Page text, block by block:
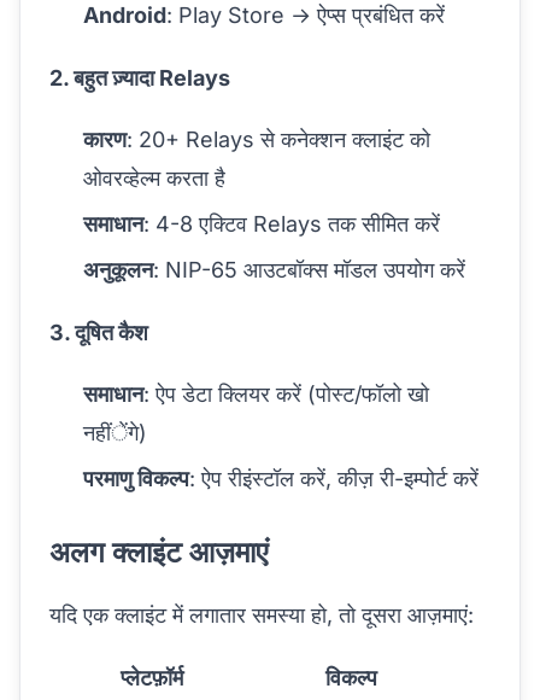
Android: Play Store → ऐप्स प्रबंधित करें
2. बहुत ज़्यादा Relays
कारण: 20+ Relays से कनेक्शन क्लाइंट को
ओवरव्हेल्म करता है
समाधान: 4-8 एक्टिव Relays तक सीमित करें
अनुकूलन: NIP-65 आउटबॉक्स मॉडल उपयोग करें
3. दूषित कैश
समाधान: ऐप डेटा क्लियर करें (पोस्ट/फॉलो खो
नहींेंगे)
परमाणु विकल्प: ऐप रीइंस्टॉल करें, कीज़ री-इम्पोर्ट करें
अलग क्लाइंट आज़माएं
यदि एक क्लाइंट में लगातार समस्या हो, तो दूसरा आज़माएं:
प्लेटफ़ॉर्म
विकल्प